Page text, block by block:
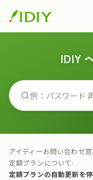
IDIY
アイディーお問い合わせ
定額プランについて›
定額プランの自動更新を